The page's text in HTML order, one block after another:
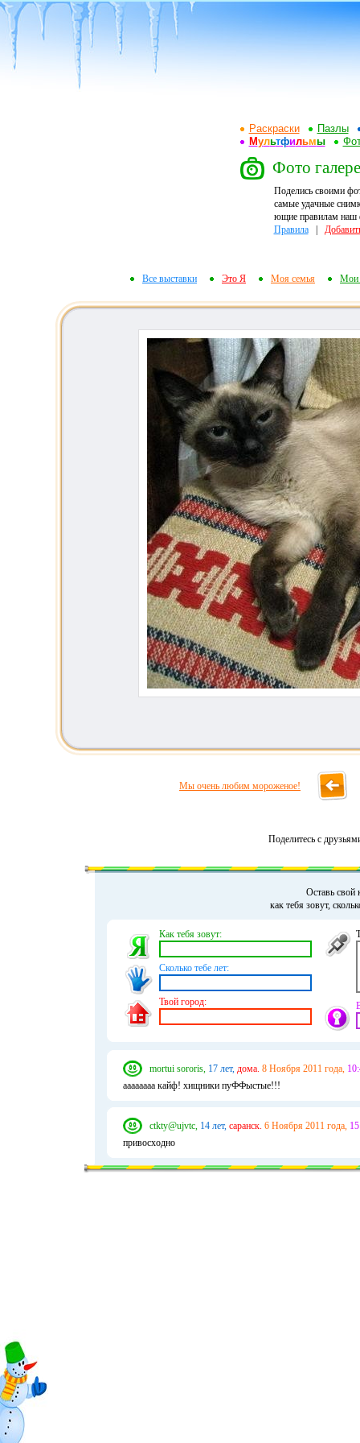
Раскраски
Пазлы
Мультфильмы
Фото
Поделись своими
самые удачные
ющие правилам наш
Правила|
Все выставки Это Я Моя семья Мои
Мы очень любим мороженое!
Поделитесь с
Оставь свой
как тебя зовут,
Как тебя зовут:
Сколько тебе лет:
Твой город:
mortui sororis, 17 лет, дома. 8 Ноября 2011 года,
аааааааа кайф! хищники пуФФыстые!!!
ctkty@ujvtc, 14 лет, саранск. 6 Ноября 2011 года,
привосходно